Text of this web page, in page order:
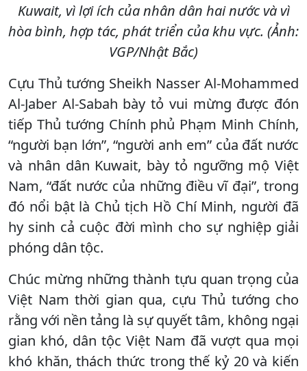
Kuwait, vì lợi ích của nhân dân hai nước và vì
hòa bình, hợp tác, phát triển của khu vực. (Ảnh:
VGP/Nhật Bắc)
Cựu Thủ tướng Sheikh Nasser Al-Mohammed
Al-Jaber Al-Sabah bày tỏ vui mừng được đón
tiếp Thủ tướng Chính phủ Phạm Minh Chính,
“người bạn lớn”, “người anh em” của đất nước
và nhân dân Kuwait, bày tỏ ngưỡng mộ Việt
Nam, “đất nước của những điều vĩ đại”, trong
đó nổi bật là Chủ tịch Hồ Chí Minh, người đã
hy sinh cả cuộc đời mình cho sự nghiệp giải
phóng dân tộc.
Chúc mừng những thành tựu quan trọng của
Việt Nam thời gian qua, cựu Thủ tướng cho
rằng với nền tảng là sự quyết tâm, không ngại
gian khó, dân tộc Việt Nam đã vượt qua mọi
khó khăn, thách thức trong thế kỷ 20 và kiến